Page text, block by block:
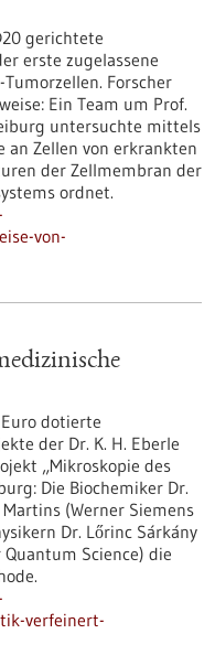
gerichtete
erste zugelassene
Forscher
Ein Team um Prof.
untersuchte mittels
an Zellen von erkrankten
der Zellmembran der
ordnet.
von-
dotierte
der Dr. K. H. Eberle
„Mikroskopie des
Die Biochemiker Dr.
(Werner Siemens
Dr. Lőrinc Sárkány
Science) die
verfeinert-